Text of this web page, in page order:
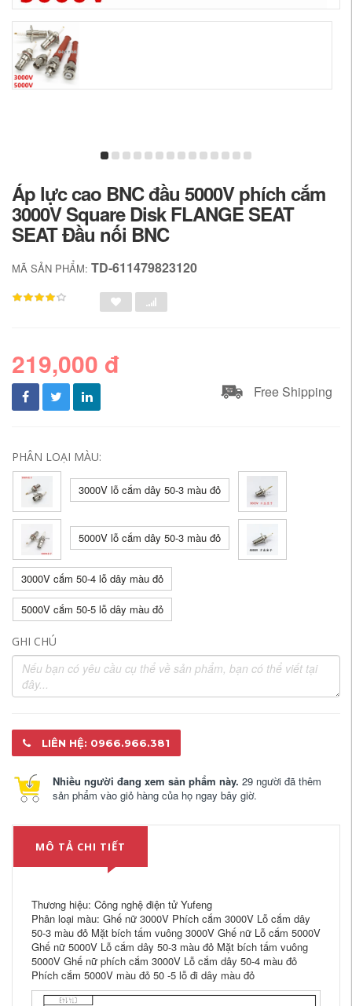
Áp lực cao BNC đầu 5000V phích cắm
3000V Square Disk FLANGE SEAT
SEAT Đầu nối BNC
MÃ SẢN PHẨM: TD-611479823120
219,000 đ
Free Shipping
PHÂN LOẠI MÀU:
3000V lỗ cắm dây 50-3 màu đỏ
5000V lỗ cắm dây 50-3 màu đỏ
3000V cắm 50-4 lỗ dây màu đỏ
5000V cắm 50-5 lỗ dây màu đỏ
GHI CHÚ
LIÊN HỆ: 0966.966.381
Nhiều người đang xem sản phẩm này. 29 người đã thêm
sản phẩm vào giỏ hàng của họ ngay bây giờ.
MÔ TẢ CHI TIẾT
Thương hiệu: Công nghệ điện tử Yufeng
Phân loại màu: Ghế nữ 3000V Phích cắm 3000V Lỗ cắm dây
50-3 màu đỏ Mặt bích tấm vuông 3000V Ghế nữ Lỗ cắm 5000V
Ghế nữ 5000V Lỗ cắm dây 50-3 màu đỏ Mặt bích tấm vuông
5000V Ghế nữ phích cắm 3000V Lỗ cắm dây 50-4 màu đỏ
Phích cắm 5000V màu đỏ 50 -5 lỗ đi dây màu đỏ